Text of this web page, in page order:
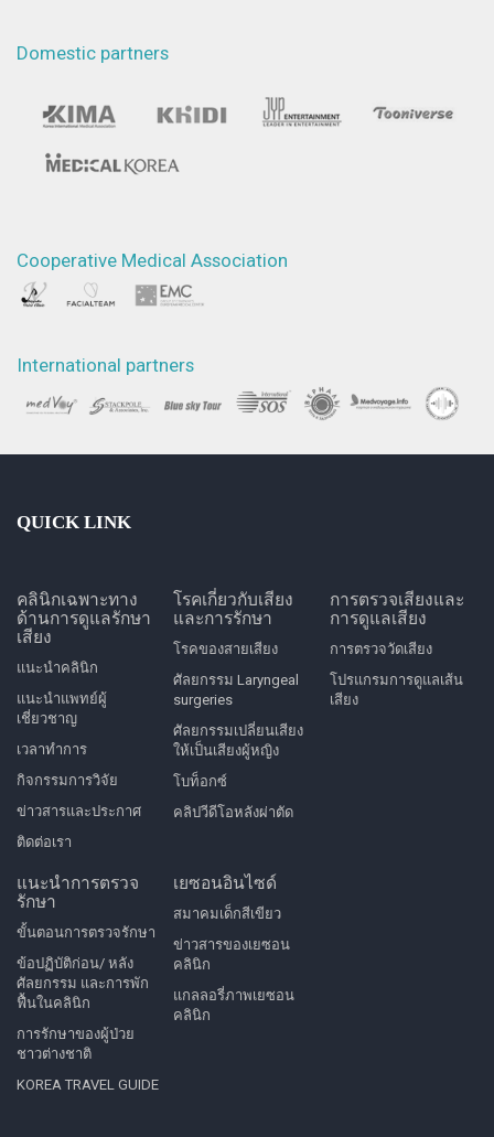
Domestic partners
Cooperative Medical Association
International partners
QUICK LINK
คลินิกเฉพาะทาง
ด้านการดูแลรักษา
เสียง
แนะนำคลินิก
แนะนำแพทย์ผู้
เชี่ยวชาญ
เวลาทำการ
กิจกรรมการวิจัย
ข่าวสารและประกาศ
ติดต่อเรา
โรคเกี่ยวกับเสียง
และการรักษา
โรคของสายเสียง
ศัลยกรรม Laryngeal
surgeries
ศัลยกรรมเปลี่ยนเสียง
ให้เป็นเสียงผู้หญิง
โบท็อกซ์
คลิปวีดีโอหลังผ่าตัด
การตรวจเสียงและ
การดูแลเสียง
การตรวจวัดเสียง
โปรแกรมการดูแลเส้น
เสียง
แนะนำการตรวจ
รักษา
ขั้นตอนการตรวจรักษา
ข้อปฏิบัติก่อน/ หลัง
ศัลยกรรม และการพัก
ฟื้นในคลินิก
การรักษาของผู้ป่วย
ชาวต่างชาติ
KOREA TRAVEL GUIDE
เยซอนอินไซด์
สมาคมเด็กสีเขียว
ข่าวสารของเยซอน
คลินิก
แกลลอรี่ภาพเยซอน
คลินิก